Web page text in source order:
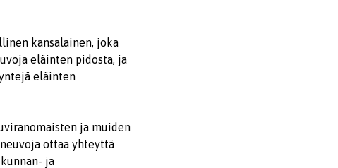
kansalainen, joka
eläinten pidosta, ja
eläinten
ja muiden
ottaa yhteyttä
ja